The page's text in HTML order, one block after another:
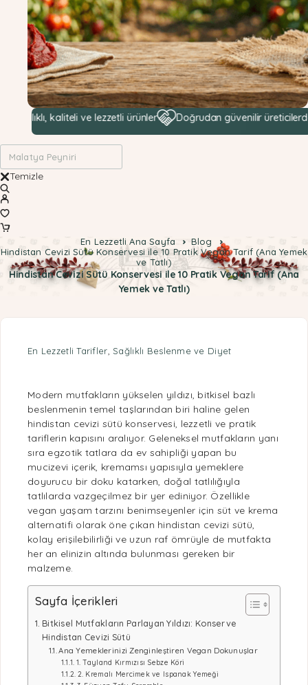
kaliteli ve lezzetli ürünler Doğrudan güvenilir üreticilerden
Temizle
En Lezzetli Ana Sayfa
Blog
Hindistan Cevizi Sütü Konservesi ile 10 Pratik Vegan Tarif (Ana Yemek
ve Tatlı)
Hindistan Cevizi Sütü Konservesi ile 10 Pratik Vegan Tarif (Ana
Yemek ve Tatlı)
En Lezzetli Tarifler ,Sağlıklı Beslenme ve Diyet
Modern mutfakların yükselen yıldızı, bitkisel bazlı
beslenmenin temel taşlarından biri haline gelen
hindistan cevizi sütü konservesi, lezzetli ve pratik
tariflerin kapısını aralıyor. Geleneksel mutfakların yanı
sıra egzotik tatlara da ev sahipliği yapan bu
mucizevi içerik, kremamsı yapısıyla yemeklere
doyurucu bir doku katarken, doğal tatlılığıyla
tatlılarda vazgeçilmez bir yer ediniyor. Özellikle
vegan yaşam tarzını benimseyenler için süt ve krema
alternatifi olarak öne çıkan hindistan cevizi sütü,
kolay erişilebilirliği ve uzun raf ömrüyle de mutfakta
her an elinizin altında bulunması gereken bir
malzeme.
Sayfa İçerikleri
Bitkisel Mutfakların Parlayan Yıldızı: Konserve
Hindistan Cevizi Sütü
Ana Yemeklerinizi Zenginleştiren Vegan Dokunuşlar
1. Tayland Kırmızısı Sebze Köri
2. Kremalı Mercimek ve Ispanak Yemeği